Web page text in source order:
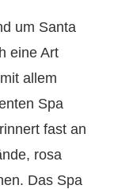
um Santa
eine Art
allem
Spa
fast an
rosa
Das Spa